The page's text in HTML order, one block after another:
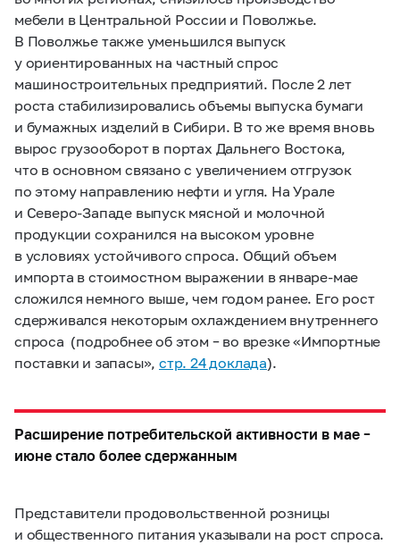
мебели в Центральной России и Поволжье.
В Поволжье также уменьшился выпуск
у ориентированных на частный спрос
машиностроительных предприятий. После 2 лет
роста стабилизировались объемы выпуска бумаги
и бумажных изделий в Сибири. В то же время вновь
вырос грузооборот в портах Дальнего Востока,
что в основном связано с увеличением отгрузок
по этому направлению нефти и угля. На Урале
и Северо-Западе выпуск мясной и молочной
продукции сохранился на высоком уровне
в условиях устойчивого спроса. Общий объем
импорта в стоимостном выражении в январе-мае
сложился немного выше, чем годом ранее. Его рост
сдерживался некоторым охлаждением внутреннего
спроса (подробнее об этом – во врезке «Импортные
поставки и запасы»,стр. 24 доклада).
Расширение потребительской активности в мае –
июне стало более сдержанным
Представители продовольственной розницы
и общественного питания указывали на рост спроса.